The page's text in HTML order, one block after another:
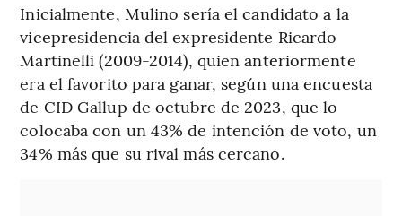
Inicialmente, Mulino sería el candidato a la
vicepresidencia del expresidente Ricardo
Martinelli (2009-2014), quien anteriormente
era el favorito para ganar, según una encuesta
de CID Gallup de octubre de 2023, que lo
colocaba con un 43% de intención de voto, un
34% más que su rival más cercano.